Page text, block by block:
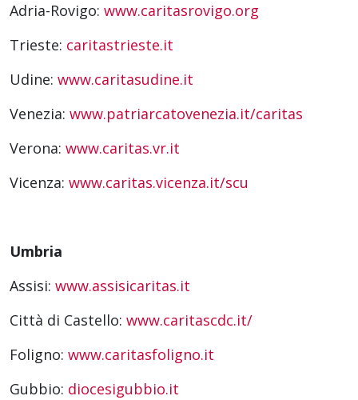
Adria-Rovigo: www.caritasrovigo.org
Trieste: caritastrieste.it
Udine: www.caritasudine.it
Venezia: www.patriarcatovenezia.it/caritas
Verona: www.caritas.vr.it
Vicenza: www.caritas.vicenza.it/scu
Umbria
Assisi: www.assisicaritas.it
Città di Castello: www.caritascdc.it/
Foligno: www.caritasfoligno.it
Gubbio: diocesigubbio.it